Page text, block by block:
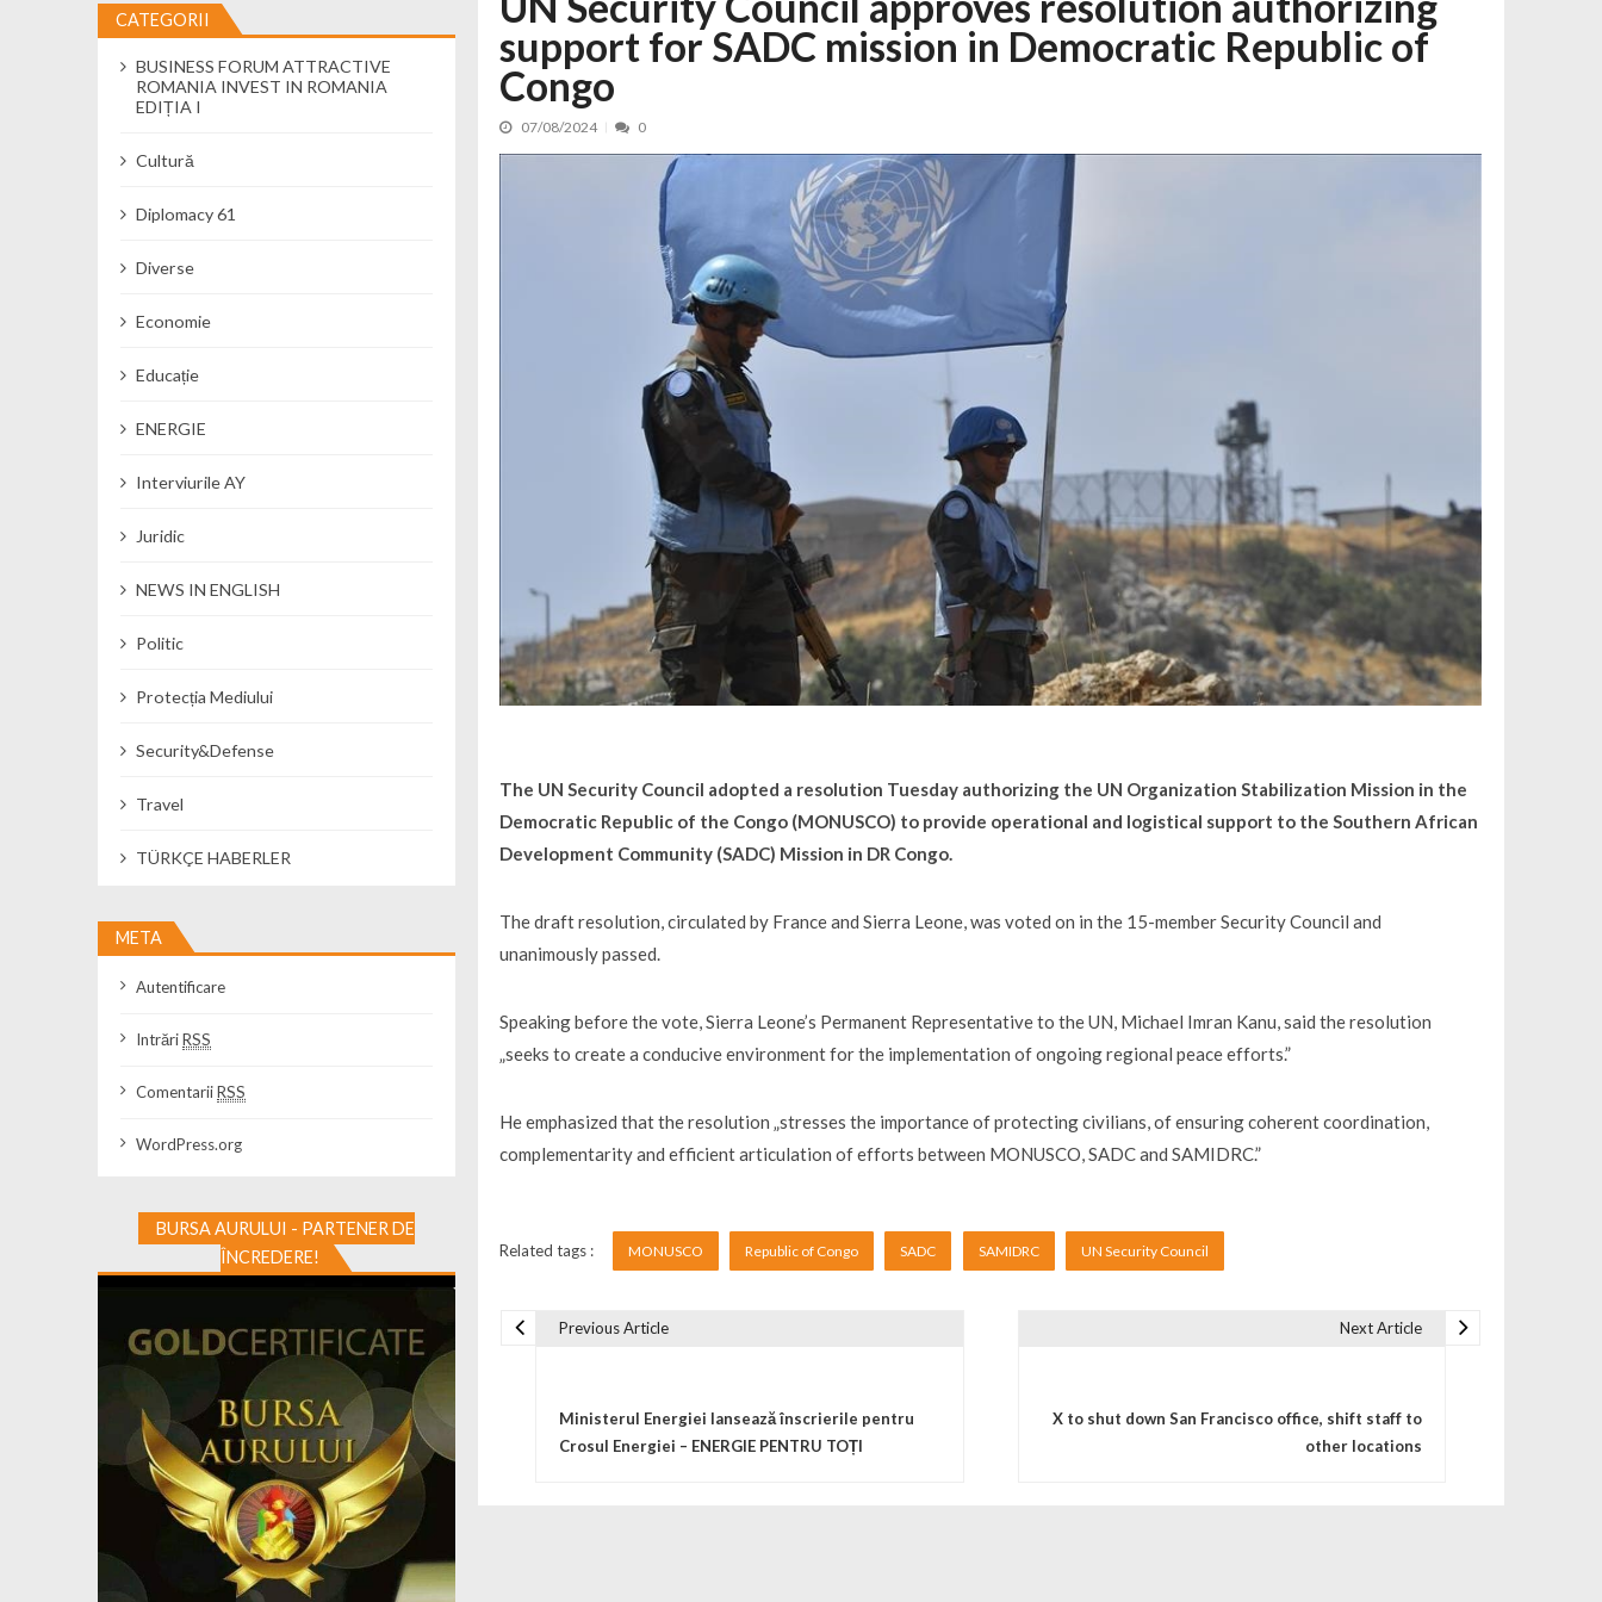
Cseke Attila: Am creat, până în prezent, peste 5.000 de noi locuri în creșe... 15/07/2026
Încă o creșă modernă pentru Alba: 40 de locuri noi la Zlatna prin Programul...
Ministerul Mediului derulează dezbaterea publică pentru proiectul de lege care...
Ministerul Apărării Naționale participă la efortul național pentru protejar... 04/08/2026
Dobânzi de pânã la 7,50% la ediția FIDELIS din luna august 04/08/2026
MMAP pune în consultare publică proiectul Catalogului național al zonelor pri... 04/08/2026
support for SADC mission in Democratic Republic of
Congo
07/08/2024 0
The UN Security Council adopted a resolution Tuesday authorizing the UN Organization Stabilization Mission in the
Democratic Republic of the Congo (MONUSCO) to provide operational and logistical support to the Southern African
Development Community (SADC) Mission in DR Congo.
The draft resolution, circulated by France and Sierra Leone, was voted on in the 15-member Security Council and
unanimously passed.
Speaking before the vote, Sierra Leone’s Permanent Representative to the UN, Michael Imran Kanu, said the resolution
„seeks to create a conducive environment for the implementation of ongoing regional peace efforts.”
He emphasized that the resolution „stresses the importance of protecting civilians, of ensuring coherent coordination,
complementarity and efficient articulation of efforts between MONUSCO, SADC and SAMIDRC.”
Related tags : MONUSCO Republic of Congo SADC SAMIDRC UN Security Council
Previous Article
Ministerul Energiei lansează înscrierile pentru
Crosul Energiei – ENERGIE PENTRU TOȚI
Next Article
X to shut down San Francisco office, shift staff to
other locations
CATEGORII
BUSINESS FORUM ATTRACTIVE
ROMANIA INVEST IN ROMANIA
EDIȚIA I
Cultură
Diplomacy 61
Diverse
Economie
Educație
ENERGIE
Interviurile AY
Juridic
NEWS IN ENGLISH
Politic
Protecția Mediului
Security&Defense
Travel
TÜRKÇE HABERLER
META
Autentificare
IntrăriRSS
ComentariiRSS
WordPress.org
BURSA AURULUI - PARTENER DE
ÎNCREDERE!